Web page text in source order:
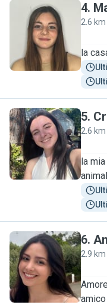
M
4.
2.6 km
la
C
5.
2.6 km
la
A
6.
2.9 km